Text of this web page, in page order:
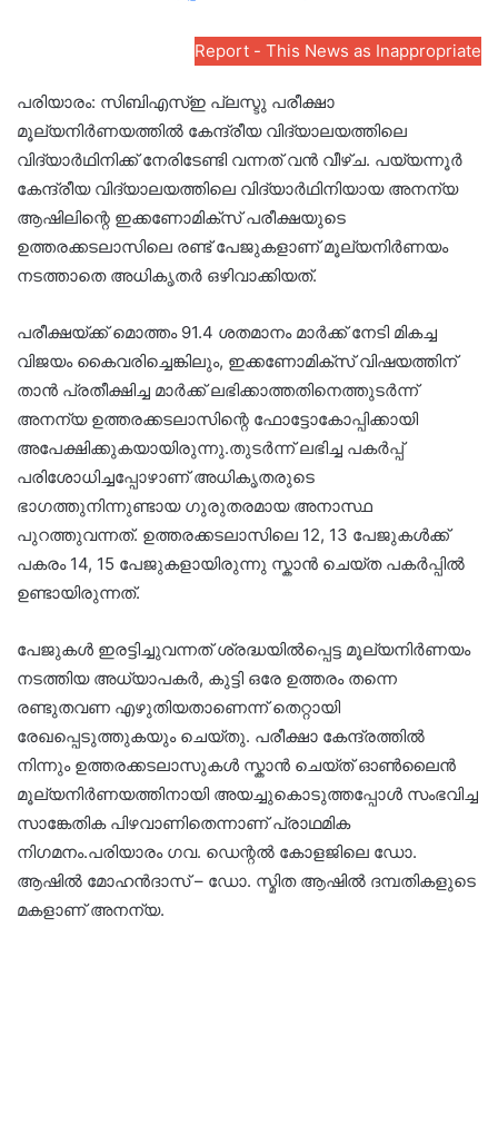
Report - This News as Inappropriate
പരിയാരം: സിബിഎസ്ഇ പ്ലസ്ടു പരീക്ഷാ
മൂല്യനിർണയത്തിൽ കേന്ദ്രീയ വിദ്യാലയത്തിലെ
വിദ്യാർഥിനിക്ക് നേരിടേണ്ടി വന്നത് വൻ വീഴ്ച. പയ്യന്നൂർ
കേന്ദ്രീയ വിദ്യാലയത്തിലെ വിദ്യാർഥിനിയായ അനന്യ
ആഷിലിന്റെ ഇക്കണോമിക്സ് പരീക്ഷയുടെ
ഉത്തരക്കടലാസിലെ രണ്ട് പേജുകളാണ് മൂല്യനിർണയം
നടത്താതെ അധികൃതർ ഒഴിവാക്കിയത്.
പരീക്ഷയ്ക്ക് മൊത്തം 91.4 ശതമാനം മാർക്ക് നേടി മികച്ച
വിജയം കൈവരിച്ചെങ്കിലും, ഇക്കണോമിക്സ് വിഷയത്തിന്
താൻ പ്രതീക്ഷിച്ച മാർക്ക് ലഭിക്കാത്തതിനെത്തുടർന്ന്
അനന്യ ഉത്തരക്കടലാസിന്റെ ഫോട്ടോകോപ്പിക്കായി
അപേക്ഷിക്കുകയായിരുന്നു.തുടർന്ന് ലഭിച്ച പകർപ്പ്
പരിശോധിച്ചപ്പോഴാണ് അധികൃതരുടെ
ഭാഗത്തുനിന്നുണ്ടായ ഗുരുതരമായ അനാസ്ഥ
പുറത്തുവന്നത്. ഉത്തരക്കടലാസിലെ 12, 13 പേജുകൾക്ക്
പകരം 14, 15 പേജുകളായിരുന്നു സ്കാൻ ചെയ്ത പകർപ്പിൽ
ഉണ്ടായിരുന്നത്.
പേജുകൾ ഇരട്ടിച്ചുവന്നത് ശ്രദ്ധയിൽപ്പെട്ട മൂല്യനിർണയം
നടത്തിയ അധ്യാപകർ, കുട്ടി ഒരേ ഉത്തരം തന്നെ
രണ്ടുതവണ എഴുതിയതാണെന്ന് തെറ്റായി
രേഖപ്പെടുത്തുകയും ചെയ്തു. പരീക്ഷാ കേന്ദ്രത്തിൽ
നിന്നും ഉത്തരക്കടലാസുകൾ സ്കാൻ ചെയ്ത് ഓൺലൈൻ
മൂല്യനിർണയത്തിനായി അയച്ചുകൊടുത്തപ്പോൾ സംഭവിച്ച
സാങ്കേതിക പിഴവാണിതെന്നാണ് പ്രാഥമിക
നിഗമനം.പരിയാരം ഗവ. ഡെന്റൽ കോളജിലെ ഡോ.
ആഷിൽ മോഹൻദാസ് – ഡോ. സ്മിത ആഷിൽ ദമ്പതികളുടെ
മകളാണ് അനന്യ.